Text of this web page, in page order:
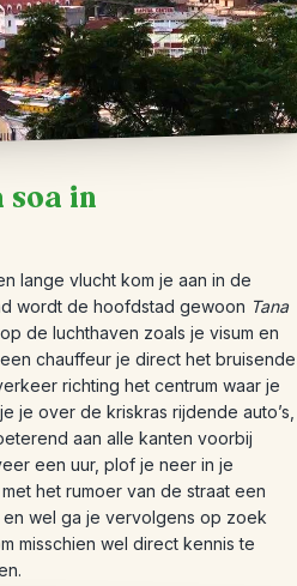
soa in
lange vlucht kom je aan in de
wordt de hoofdstad gewoon Tana
de luchthaven zoals je visum en
chauffeur je direct het bruisende
richting het centrum waar je
je over de kriskras rijdende auto’s,
aan alle kanten voorbij
een uur, plof je neer in je
het rumoer van de straat een
wel ga je vervolgens op zoek
misschien wel direct kennis te